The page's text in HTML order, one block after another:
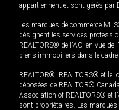
appartiennent et sont gérés par
Les marques de commerce
désignent les services
REALTORS® de l'ACI en vue de
biens immobiliers dans le
REALTOR®, REALTORS® et le
déposées de REALTOR®
Association of REALTORS® et
sont propriétaires. Les